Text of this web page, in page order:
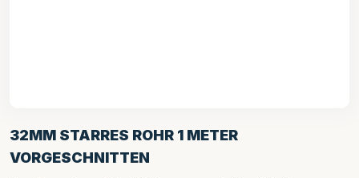
32MM STARRES ROHR 1 METER
VORGESCHNITTEN